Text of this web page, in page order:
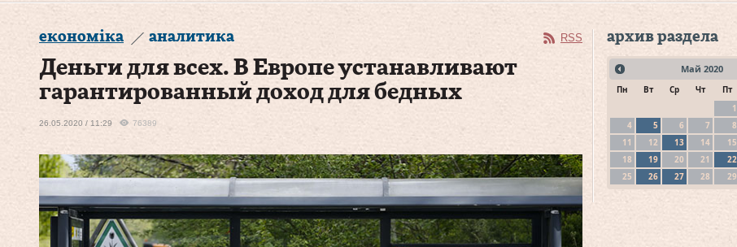
економіка аналитика RSS
Деньги для всех. В Европе устанавливают
гарантированный доход для бедных
26.05.2020 / 11:29 76389
архив раздела
Май 2020
Пн Вт Ср Чт Пт
1
4
5 6 7 8
11
12 13 14 15
18
19 20 21 22
25
26 27 28 29